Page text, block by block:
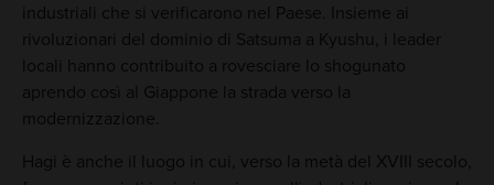
industriali che si verificarono nel Paese. Insieme ai
rivoluzionari del dominio di Satsuma a Kyushu, i leader
locali hanno contribuito a rovesciare lo shogunato
aprendo così al Giappone la strada verso la
modernizzazione.
Hagi è anche il luogo in cui, verso la metà del XVIII secolo,